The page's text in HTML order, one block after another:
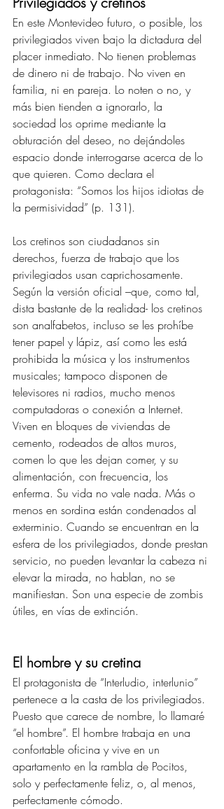
En este Montevideo futuro, o posible, los
privilegiados viven bajo la dictadura del
placer inmediato. No tienen problemas
de dinero ni de trabajo. No viven en
familia, ni en pareja. Lo noten o no, y
más bien tienden a ignorarlo, la
sociedad los oprime mediante la
obturación del deseo, no dejándoles
espacio donde interrogarse acerca de lo
que quieren. Como declara el
protagonista: “Somos los hijos idiotas de
la permisividad” (p. 131).
Los cretinos son ciudadanos sin
derechos, fuerza de trabajo que los
privilegiados usan caprichosamente.
Según la versión oficial –que, como tal,
dista bastante de la realidad- los cretinos
son analfabetos, incluso se les prohíbe
tener papel y lápiz, así como les está
prohibida la música y los instrumentos
musicales; tampoco disponen de
televisores ni radios, mucho menos
computadoras o conexión a Internet.
Viven en bloques de viviendas de
cemento, rodeados de altos muros,
comen lo que les dejan comer, y su
alimentación, con frecuencia, los
enferma. Su vida no vale nada. Más o
menos en sordina están condenados al
exterminio. Cuando se encuentran en la
esfera de los privilegiados, donde prestan
servicio, no pueden levantar la cabeza ni
elevar la mirada, no hablan, no se
manifiestan. Son una especie de zombis
útiles, en vías de extinción.
El hombre y su cretina
El protagonista de “Interludio, interlunio”
pertenece a la casta de los privilegiados.
Puesto que carece de nombre, lo llamaré
“el hombre”. El hombre trabaja en una
confortable oficina y vive en un
apartamento en la rambla de Pocitos,
solo y perfectamente feliz, o, al menos,
perfectamente cómodo.